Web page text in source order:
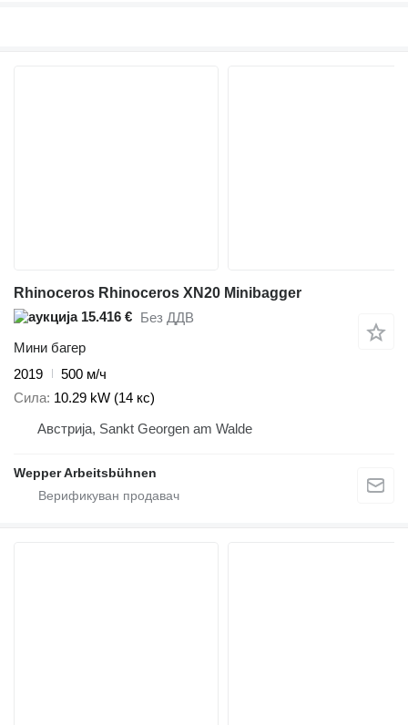
Rhinoceros Rhinoceros XN20 Minibagger
15.416 € Без ДДВ
Мини багер
2019
500 м/ч
Сила 10.29 kW (14 кс)
Австрија, Sankt Georgen am Walde
Wepper Arbeitsbühnen